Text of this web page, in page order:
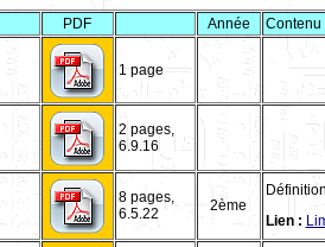
PDF Année Contenu
1 page
2 pages,
6.9.16
8 pages,
6.5.22
2ème
Lien :